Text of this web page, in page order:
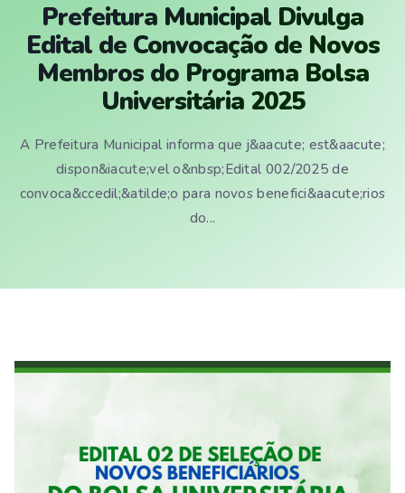
Prefeitura Municipal Divulga
Edital de Convocação de Novos
Membros do Programa Bolsa
Universitária 2025
A Prefeitura Municipal informa que j&aacute; est&aacute;
dispon&iacute;vel o&nbsp;Edital 002/2025 de
convoca&ccedil;&atilde;o para novos benefici&aacute;rios
do...